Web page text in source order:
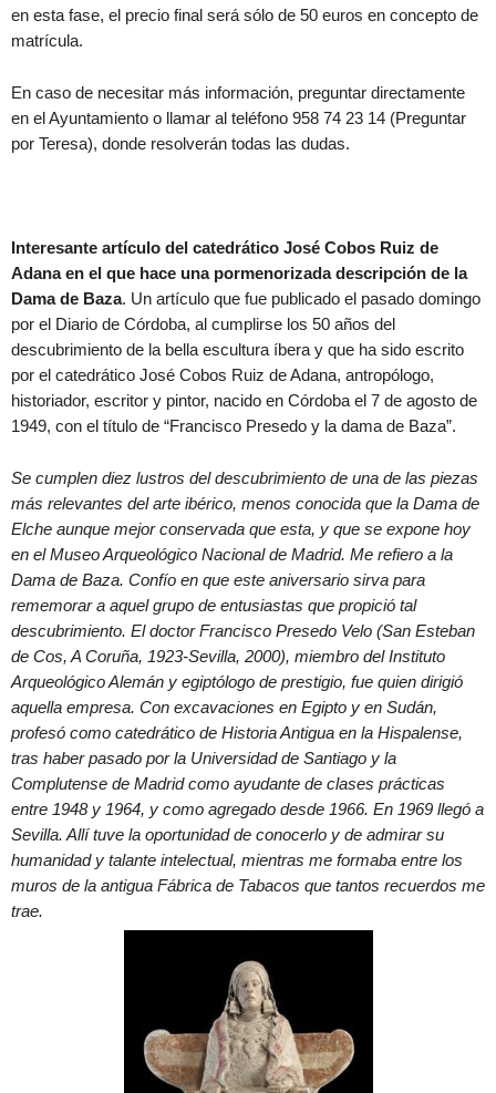
en esta fase, el precio final será sólo de 50 euros en concepto de
matrícula.
En caso de necesitar más información, preguntar directamente
en el Ayuntamiento o llamar al teléfono 958 74 23 14 (Preguntar
por Teresa), donde resolverán todas las dudas.
Interesante artículo del catedrático José Cobos Ruiz de
Adana en el que hace una pormenorizada descripción de la
Dama de Baza. Un artículo que fue publicado el pasado domingo
por el Diario de Córdoba, al cumplirse los 50 años del
descubrimiento de la bella escultura íbera y que ha sido escrito
por el catedrático José Cobos Ruiz de Adana, antropólogo,
historiador, escritor y pintor, nacido en Córdoba el 7 de agosto de
1949, con el título de “Francisco Presedo y la dama de Baza”.
Se cumplen diez lustros del descubrimiento de una de las piezas
más relevantes del arte ibérico, menos conocida que la Dama de
Elche aunque mejor conservada que esta, y que se expone hoy
en el Museo Arqueológico Nacional de Madrid. Me refiero a la
Dama de Baza. Confío en que este aniversario sirva para
rememorar a aquel grupo de entusiastas que propició tal
descubrimiento. El doctor Francisco Presedo Velo (San Esteban
de Cos, A Coruña, 1923-Sevilla, 2000), miembro del Instituto
Arqueológico Alemán y egiptólogo de prestigio, fue quien dirigió
aquella empresa. Con excavaciones en Egipto y en Sudán,
profesó como catedrático de Historia Antigua en la Hispalense,
tras haber pasado por la Universidad de Santiago y la
Complutense de Madrid como ayudante de clases prácticas
entre 1948 y 1964, y como agregado desde 1966. En 1969 llegó a
Sevilla. Allí tuve la oportunidad de conocerlo y de admirar su
humanidad y talante intelectual, mientras me formaba entre los
muros de la antigua Fábrica de Tabacos que tantos recuerdos me
trae.